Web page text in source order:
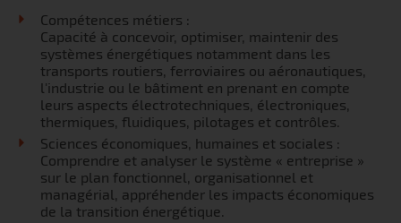
Compétences métiers :
Capacité à concevoir, optimiser, maintenir des
systèmes énergétiques notamment dans les
transports routiers, ferroviaires ou aéronautiques,
l'industrie ou le bâtiment en prenant en compte
leurs aspects électrotechniques, électroniques,
thermiques, fluidiques, pilotages et contrôles.
Sciences économiques, humaines et sociales :
Comprendre et analyser le système « entreprise »
sur le plan fonctionnel, organisationnel et
managérial, appréhender les impacts économiques
de la transition énergétique.